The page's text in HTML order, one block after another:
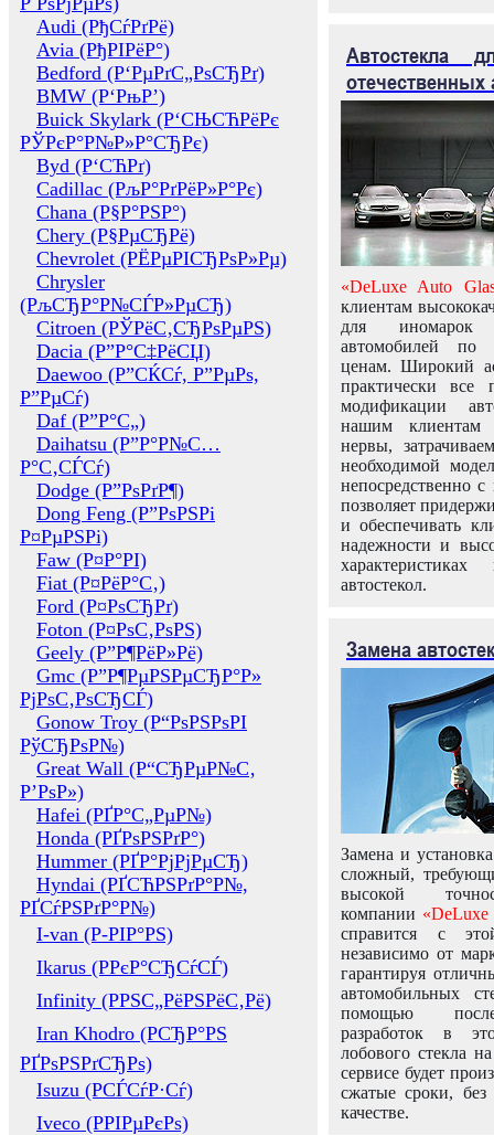
Audi (РђСѓРґРё)
Avia (РђРІРёР°)
Bedford (Р‘РµРґС„РѕСЂРґ)
BMW (Р‘РњР’)
Buick Skylark (Р‘СЊСЋРёРє
РЎРєР°Р№Р»Р°СЂРє)
Byd (Р‘СЋРґ)
Cadillac (РљР°РґРёР»Р°Рє)
Chana (Р§Р°РЅР°)
Chery (Р§РµСЂРё)
Chevrolet (РЁРµРІСЂРѕР»Рµ)
Chrysler
(РљСЂР°Р№СЃР»РµСЂ)
Citroen (РЎРёС‚СЂРѕРµРЅ)
Dacia (Р”Р°С‡РёСЏ)
Daewoo (Р”СЌСѓ, Р”РµРѕ,
Р”РµСѓ)
Daf (Р”Р°С„)
Daihatsu (Р”Р°Р№С…
Р°С‚СЃСѓ)
Dodge (Р”РѕРґР¶)
Dong Feng (Р”РѕРЅРі
Р¤РµРЅРі)
Faw (Р¤Р°РІ)
Fiat (Р¤РёР°С‚)
Ford (Р¤РѕСЂРґ)
Foton (Р¤РѕС‚РѕРЅ)
Geely (Р”Р¶РёР»Рё)
Gmc (Р”Р¶РµРЅРµСЂР°Р»
РјРѕС‚РѕСЂСЃ)
Gonow Troy (Р“РѕРЅРѕРІ
РўСЂРѕР№)
Great Wall (Р“СЂРµР№С‚
Р’РѕР»)
Hafei (РҐР°С„РµР№)
Honda (РҐРѕРЅРґР°)
Hummer (РҐР°РјРјРµСЂ)
Hyndai (РҐСЋРЅРґР°Р№,
РҐСѓРЅРґР°Р№)
I-van (Р-РІР°РЅ)
Ikarus (РРєР°СЂСѓСЃ)
Infinity (РРЅС„РёРЅРёС‚Рё)
Iran Khodro (РСЂР°РЅ
РҐРѕРЅРґСЂРѕ)
Isuzu (РСЃСѓР·Сѓ)
Iveco (РРІРµРєРѕ)
Автостекла
отечественных
«DeLuxe Auto
клиентам
для иномарок
автомобилей
ценам. Широкий
практически все
модификации
нашим клиентам
нервы,
необходимой
непосредственно
позволяет
и обеспечивать
надежности и
автостекол.
Замена
Замена и
сложный,
высокой
компании «DeLuxe
справится с
независимо от
гарантируя
автомобильных
помощью
разработок в
лобового стекла
сервисе будет
сжатые сроки,
качестве.